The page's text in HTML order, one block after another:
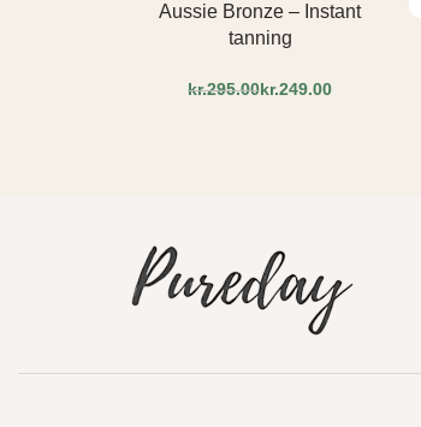
Aussie Bronze – Instant
tanning
kr.295.00kr.249.00